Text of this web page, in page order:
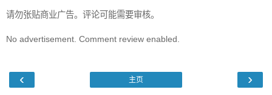
请勿张贴商业广告。评论可能需要审核。
No advertisement. Comment review enabled.
‹ ›
主页